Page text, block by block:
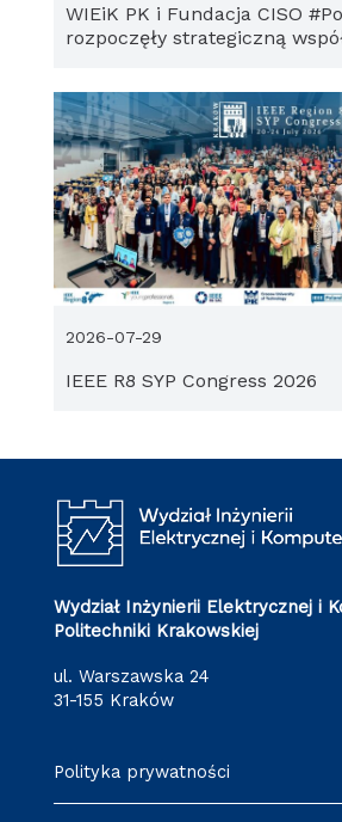
WIEiK PK i Fundacja CISO
rozpoczęły strategiczną
IEEE R8 SYP Congress 2026
2026-07-29
Wydział Inżynierii Elektrycznej i
Politechniki Krakowskiej
ul. Warszawska 24
31-155 Kraków
Polityka prywatności